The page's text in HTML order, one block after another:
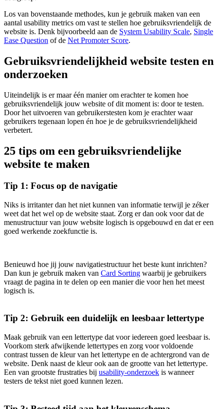
Los van bovenstaande methodes, kun je gebruik maken van een
aantal usability metrics om vast te stellen hoe gebruiksvriendelijk de
website is. Denk bijvoorbeeld aan de System Usability Scale, Single
Ease Question of de Net Promoter Score.
Gebruiksvriendelijkheid website testen en
onderzoeken
Uiteindelijk is er maar één manier om erachter te komen hoe
gebruiksvriendelijk jouw website of dit moment is: door te testen.
Door het uitvoeren van gebruikerstesten kom je erachter waar
gebruikers tegenaan lopen én hoe je de gebruiksvriendelijkheid
verbetert.
25 tips om een gebruiksvriendelijke
website te maken
Tip 1: Focus op de navigatie
Niks is irritanter dan het niet kunnen van informatie terwijl je zéker
weet dat het wel op de website staat. Zorg er dan ook voor dat de
menustructuur van jouw website logisch is opgebouwd en dat er een
goed werkende zoekfunctie is.
Benieuwd hoe jij jouw navigatiestructuur het beste kunt inrichten?
Dan kun je gebruik maken van Card Sorting waarbij je gebruikers
vraagt de pagina in te delen op een manier die voor hen het meest
logisch is.
Tip 2: Gebruik een duidelijk en leesbaar lettertype
Maak gebruik van een lettertype dat voor iedereen goed leesbaar is.
Voorkom sterk afwijkende lettertypes en zorg voor voldoende
contrast tussen de kleur van het lettertype en de achtergrond van de
website. Denk naast de kleur ook aan de grootte van het lettertype.
Een van grootste frustraties bij usability-onderzoek is wanneer
testers de tekst niet goed kunnen lezen.